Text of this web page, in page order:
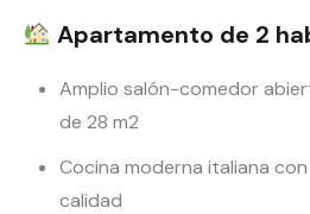
Apartamento de 2
Amplio salón-comedor
de 28 m2
Cocina moderna italiana
calidad